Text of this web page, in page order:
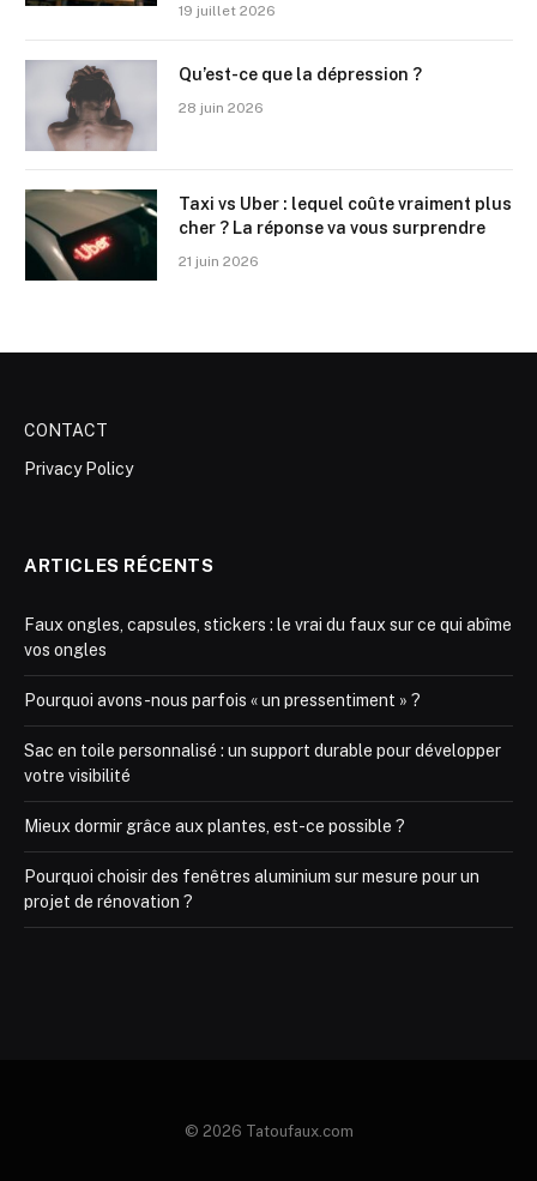
19 juillet 2026
Qu’est-ce que la dépression ?
28 juin 2026
Taxi vs Uber : lequel coûte vraiment plus
cher ? La réponse va vous surprendre
21 juin 2026
CONTACT
Privacy Policy
ARTICLES RÉCENTS
Faux ongles, capsules, stickers : le vrai du faux sur ce qui abîme
vos ongles
Pourquoi avons-nous parfois « un pressentiment » ?
Sac en toile personnalisé : un support durable pour développer
votre visibilité
Mieux dormir grâce aux plantes, est-ce possible ?
Pourquoi choisir des fenêtres aluminium sur mesure pour un
projet de rénovation ?
© 2026 Tatoufaux.com